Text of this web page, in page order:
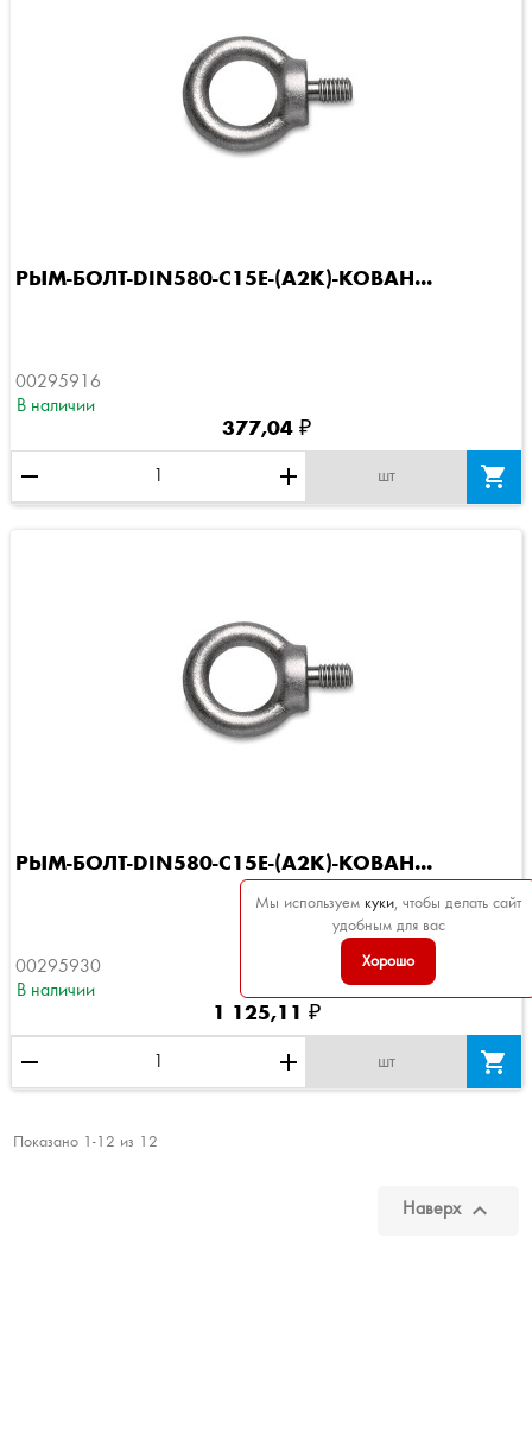
Мы используем куки, чтобы делать сайт
удобным для вас
Хорошо
РЫМ-БОЛТ-DIN580-C15E-(A2K)-КОВАН...
00295916
В наличии
377,04 ₽
remove add шт 
РЫМ-БОЛТ-DIN580-C15E-(A2K)-КОВАН...
00295930
В наличии
1 125,11 ₽
remove add шт 
Показано 1-12 из 12
Наверх 